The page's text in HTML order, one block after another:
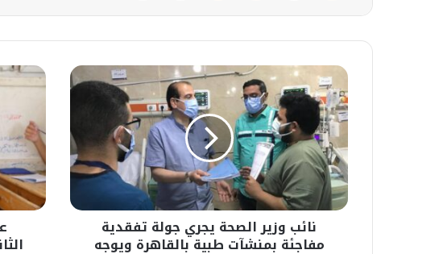
نائب
وزير
الصحة
يجري
جولة
تفقدية
مفاجئة
بمنشآت
طبية
بالقاهرة
ويوجه
نائب وزير الصحة يجري جولة تفقدية
مفاجئة بمنشآت طبية بالقاهرة ويوجه
عاجل-
انطلاق
الشهادة
الثانوية
الأزهرية
2026
..السبت
المقبل